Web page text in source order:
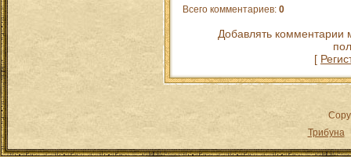
Всего комментариев: 0
Добавлять комментарии
[
Трибуна